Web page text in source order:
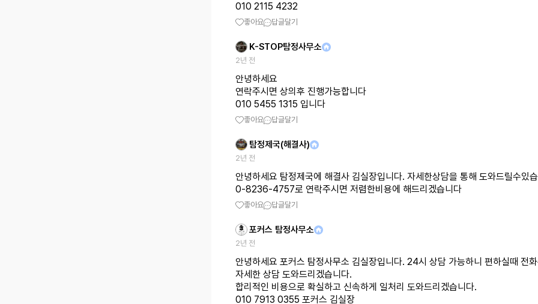
010 2115 4232
좋아요 답글달기
K-STOP탐정사무소
2년 전
안녕하세요
연락주시면 상의후 진행가능합니다
010 5455 1315 입니다
좋아요 답글달기
탐정제국(해결사)
2년 전
안녕하세요 탐정제국에 해결사 김실장입니다. 자세한상담을 통해 도와드릴수있
0-8236-4757로 연락주시면 저렴한비용에 해드리겠습니다
좋아요 답글달기
포커스 탐정사무소
2년 전
안녕하세요 포커스 탐정사무소 김실장입니다. 24시 상담 가능하니 편하실때 전
자세한 상담 도와드리겠습니다.
합리적인 비용으로 확실하고 신속하게 일처리 도와드리겠습니다.
010 7913 0355 포커스 김실장